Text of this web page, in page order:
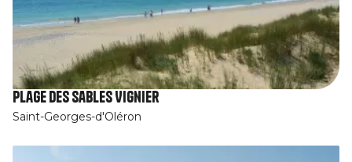
Plage des Sables Vignier
Saint-Georges-d'Oléron